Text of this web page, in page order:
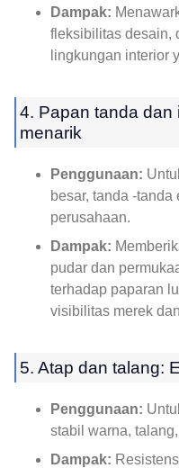
Dampak:
fleksibilitas desain,
lingkungan interior
4. Papan tanda dan
menarik
Penggunaan:
besar, tanda -
perusahaan.
Dampak:
pudar dan
terhadap paparan
visibilitas merek
5. Atap dan talang:
Penggunaan:
stabil warna,
Dampak: